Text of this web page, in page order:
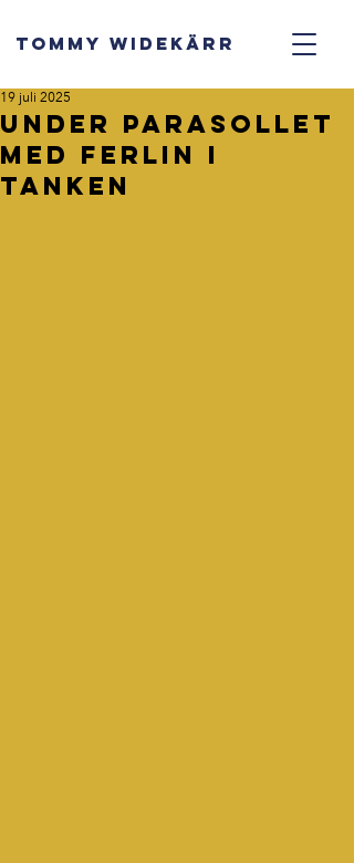
TOMMY WIDEKÄRR
Under parasollet
med Ferlin i
tanken
19 juli 2025